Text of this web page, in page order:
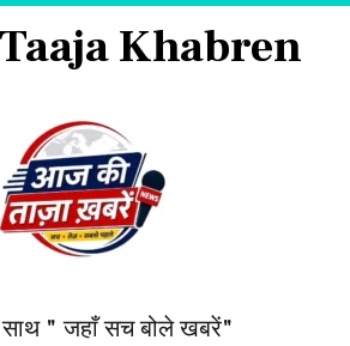
Khabren
" जहाँ सच बोले खबरें"